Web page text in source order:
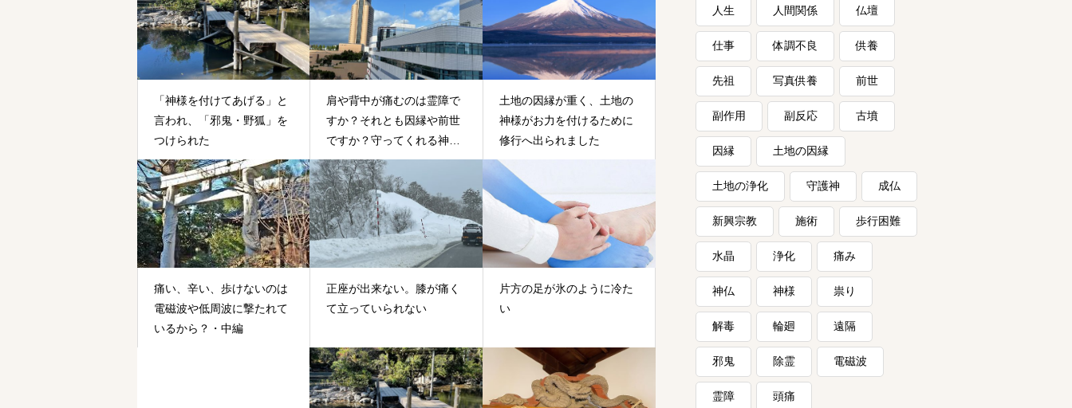
「神様を付けてあげる」と
言われ、「邪鬼・野狐」を
つけられた
肩や背中が痛むのは霊障で
すか？それとも因縁や前世
ですか？守ってくれる神様
って本当にいますか？
土地の因縁が重く、土地の
神様がお力を付けるために
修行へ出られました
痛い、辛い、歩けないのは
電磁波や低周波に撃たれて
いるから？・中編
正座が出来ない。膝が痛く
て立っていられない
片方の足が氷のように冷た
い
人生 人間関係 仏壇
仕事 体調不良 供養
先祖 写真供養 前世
副作用 副反応 古墳
因縁 土地の因縁
土地の浄化 守護神 成仏
新興宗教 施術 歩行困難
水晶 浄化 痛み
神仏 神様 祟り
解毒 輪廻 遠隔
邪鬼 除霊 電磁波
霊障 頭痛